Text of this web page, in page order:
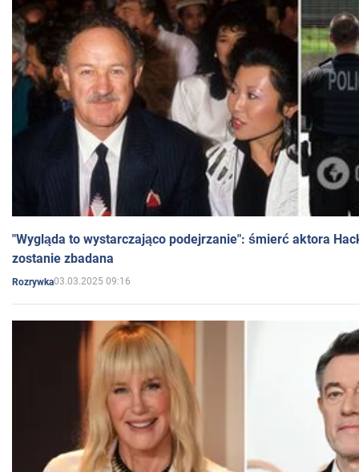
"Wygląda to wystarczająco podejrzanie": śmierć aktora
zostanie zbadana
Rozrywka03.03.2025 09:16